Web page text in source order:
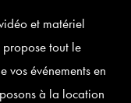
et matériel
tout le
vos événements en
à la location